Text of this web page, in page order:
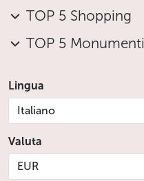
TOP 5 Shopping
TOP 5 Monumenti
Lingua
Italiano
Valuta
EUR